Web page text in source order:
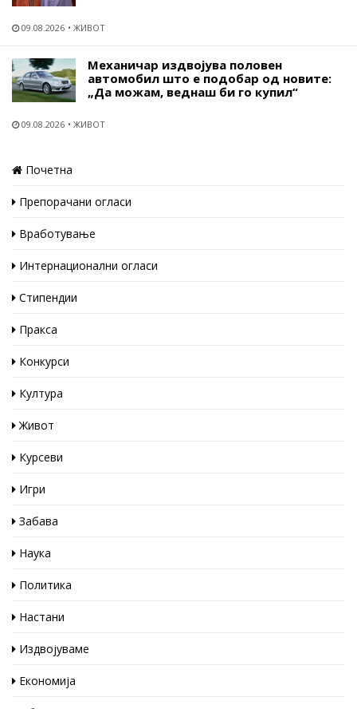
09.08.2026 ЖИВОТ
Механичар издвојува половен
автомобил што е подобар од новите:
„Да можам, веднаш би го купил“
09.08.2026 ЖИВОТ
Почетна
Препорачани огласи
Вработување
Интернационални огласи
Стипендии
Пракса
Конкурси
Култура
Живот
Курсеви
Игри
Забава
Наука
Политика
Настани
Издвојуваме
Економија